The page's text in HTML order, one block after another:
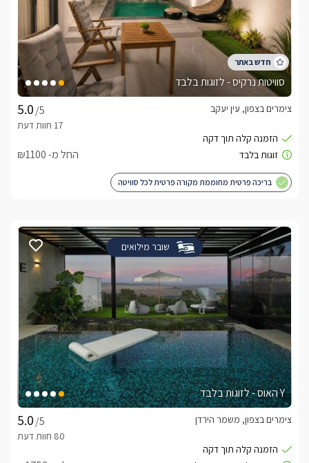
סוויטות נרקיס - לזוגות בלבד
/5
צימרים בצפון, עין יעקב
החל מ- ₪1100
בריכה פרטית מחוממת מקורה פרטית לכל סוויטה
שובר מילואים
Y האוס - לזוגות בלבד
/5
צימרים בצפון, משמר הירדן